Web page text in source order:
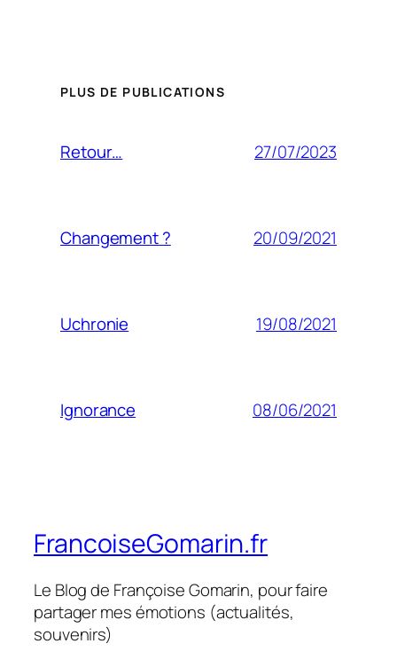
PLUS DE PUBLICATIONS
Retour… 27/07/2023
Changement ? 20/09/2021
Uchronie 19/08/2021
Ignorance 08/06/2021
FrancoiseGomarin.fr
Le Blog de Françoise Gomarin, pour faire
partager mes émotions (actualités,
souvenirs)